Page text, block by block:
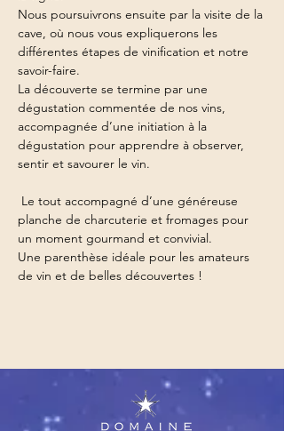
Nous poursuivrons ensuite par la visite de la
cave, où nous vous expliquerons les
différentes étapes de vinification et notre
savoir-faire.
La découverte se termine par une
dégustation commentée de nos vins,
accompagnée d’une initiation à la
dégustation pour apprendre à observer,
sentir et savourer le vin.
planche de charcuterie et fromages pour
un moment gourmand et convivial.
Une parenthèse idéale pour les amateurs
de vin et de belles découvertes !